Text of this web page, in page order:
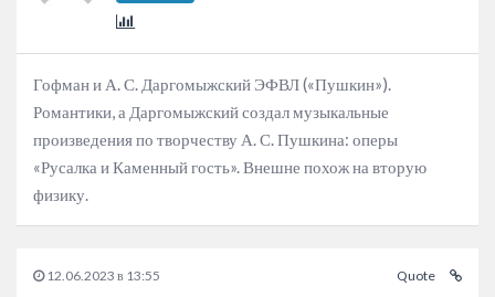
Гофман и А. С. Даргомыжский ЭФВЛ («Пушкин»).
Романтики, а Даргомыжский создал музыкальные
произведения по творчеству А. С. Пушкина: оперы
«Русалка и Каменный гость». Внешне похож на вторую
физику.
12.06.2023 в 13:55 Quote